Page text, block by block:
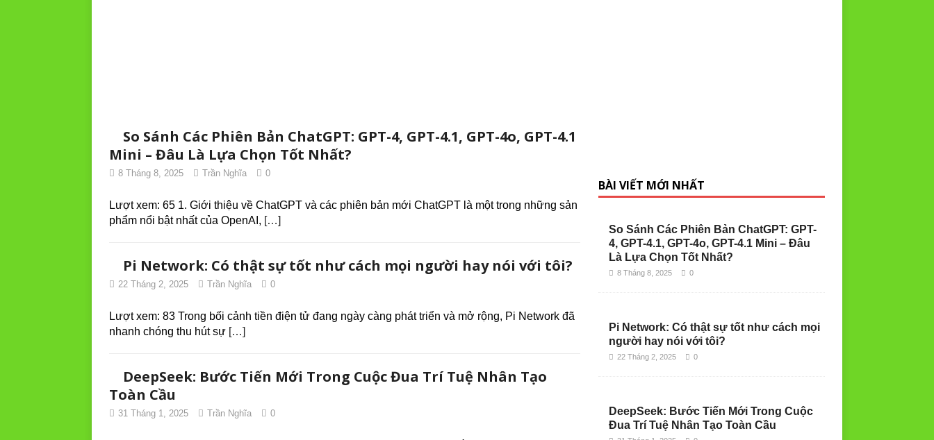
So Sánh Các Phiên Bản ChatGPT: GPT-4, GPT-4.1, GPT-4o, GPT-4.1
Mini – Đâu Là Lựa Chọn Tốt Nhất?
8 Tháng 8, 2025 Trần Nghĩa 0
Lượt xem: 65 1. Giới thiệu về ChatGPT và các phiên bản mới ChatGPT là một trong những sản
phẩm nổi bật nhất của OpenAI, […]
Pi Network: Có thật sự tốt như cách mọi người hay nói với tôi?
22 Tháng 2, 2025 Trần Nghĩa 0
Lượt xem: 83 Trong bối cảnh tiền điện tử đang ngày càng phát triển và mở rộng, Pi Network đã
nhanh chóng thu hút sự […]
DeepSeek: Bước Tiến Mới Trong Cuộc Đua Trí Tuệ Nhân Tạo
Toàn Cầu
31 Tháng 1, 2025 Trần Nghĩa 0
BÀI VIẾT MỚI NHẤT
So Sánh Các Phiên Bản ChatGPT: GPT-
4, GPT-4.1, GPT-4o, GPT-4.1 Mini – Đâu
Là Lựa Chọn Tốt Nhất?
8 Tháng 8, 2025 0
Pi Network: Có thật sự tốt như cách mọi
người hay nói với tôi?
22 Tháng 2, 2025 0
DeepSeek: Bước Tiến Mới Trong Cuộc
Đua Trí Tuệ Nhân Tạo Toàn Cầu